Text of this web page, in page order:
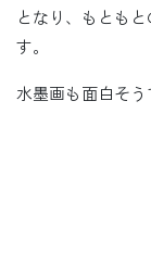
となり、もとも
す。
水墨画も面白そう